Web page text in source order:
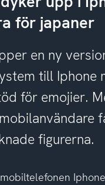
för japaner
en ny
till Iphone
för emojier.
figurerna.